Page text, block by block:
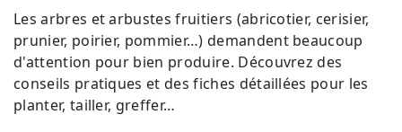
Les arbres et arbustes fruitiers (abricotier, cerisier,
prunier, poirier, pommier…) demandent beaucoup
d'attention pour bien produire. Découvrez des
conseils pratiques et des fiches détaillées pour les
planter, tailler, greffer…